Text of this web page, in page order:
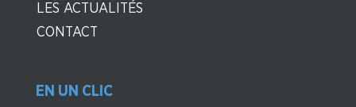
LES ACTUALITÉS
CONTACT
EN UN CLIC